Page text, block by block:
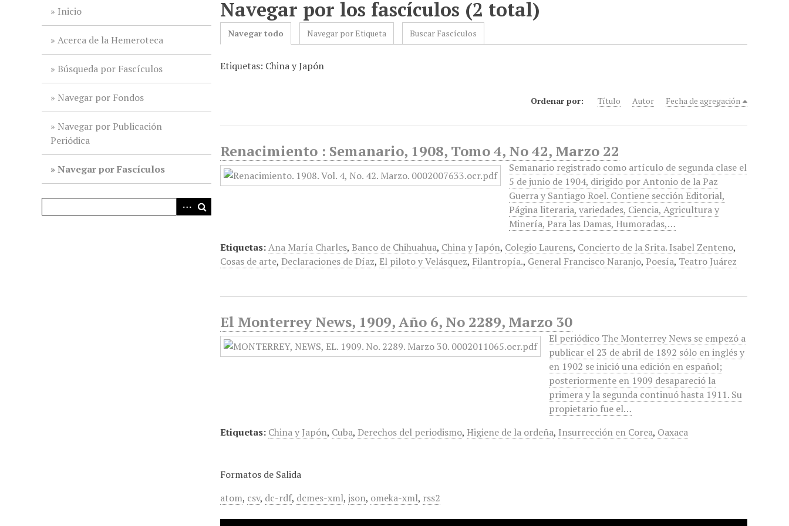
Inicio
Acerca de la Hemeroteca
Búsqueda por Fascículos
Navegar por Fondos
Navegar por Publicación
Periódica
Navegar por Fascículos
Navegar por los fascículos (2 total)
Navegar todo Navegar por Etiqueta Buscar Fascículos
Etiquetas: China y Japón
Ordenar por: Título Autor Fecha de agregación
Renacimiento : Semanario, 1908, Tomo 4, No 42, Marzo 22
Semanario registrado como artículo de segunda clase el
5 de junio de 1904, dirigido por Antonio de la Paz
Guerra y Santiago Roel. Contiene sección Editorial,
Página literaria, variedades, Ciencia, Agricultura y
Minería, Para las Damas, Humoradas,…
Etiquetas:Ana María Charles, Banco de Chihuahua, China y Japón, Colegio Laurens, Concierto de la Srita. Isabel Zenteno,
Cosas de arte, Declaraciones de Díaz, El piloto y Velásquez, Filantropía., General Francisco Naranjo, Poesía, Teatro Juárez
El Monterrey News, 1909, Año 6, No 2289, Marzo 30
El periódico The Monterrey News se empezó a
publicar el 23 de abril de 1892 sólo en inglés y
en 1902 se inició una edición en español;
posteriormente en 1909 desapareció la
primera y la segunda continuó hasta 1911. Su
propietario fue el…
Etiquetas: China y Japón, Cuba, Derechos del periodismo, Higiene de la ordeña, Insurrección en Corea, Oaxaca
Formatos de Salida
atom, csv, dc-rdf, dcmes-xml,json, omeka-xml, rss2